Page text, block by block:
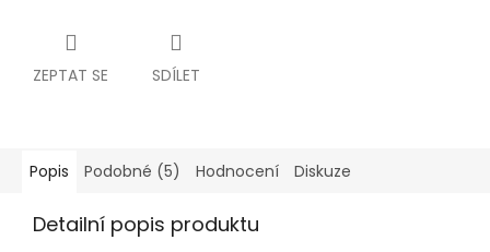
ZEPTAT SE SDÍLET
Popis Podobné (5) Hodnocení Diskuze
Detailní popis produktu